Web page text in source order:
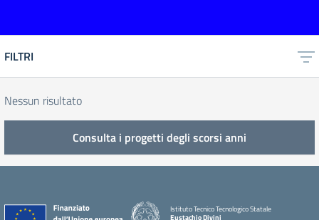
FILTRI
Nessun risultato
Consulta i progetti degli scorsi anni
Istituto Tecnico Tecnologico Statale
Eustachio Divini